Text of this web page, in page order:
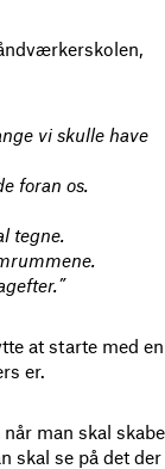
vi skulle have
foran os.
tegne.
at starte med en
er.
når man skal skabe
skal se på det der